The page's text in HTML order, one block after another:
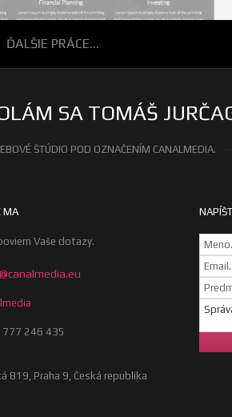
ĎALŠIE PRÁCE...
SA TOMÁŠ
ŠTÚDIO POD OZNAČENÍM CANALMEDIA.
MA
Vaše dotazy.
777 246 435
819, Praha 9, Česká republika